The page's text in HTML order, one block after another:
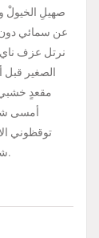
صهيلِ الخيولْ
عن سمائي دون
نرتل عزف ناي
الصغير قبل
مقعدٍ خشبي
أمسى
توقظوني
شمعة أرهقها الغبار وان الحلم قبل الولادة يكون انكسار.